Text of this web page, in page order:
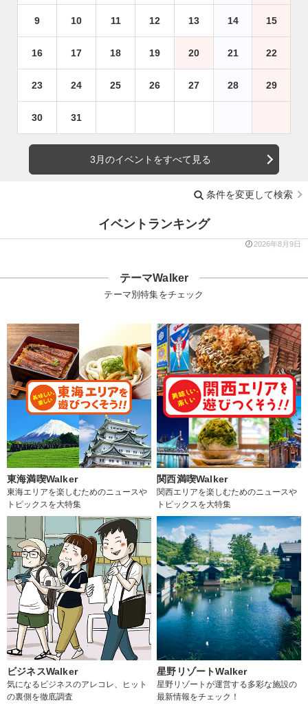
9 10 11 12 13 14 15
16 17 18 19 20 21 22
23 24 25 26 27 28 29
30 31
3月のイベントをすべて見る
条件を変更して検索
イベントランキング
2026年8月9日
テーマWalker
テーマ別特集をチェック
東海満喫Walker
東海エリアを楽しむためのニュースや
トピックスを大特集
関西満喫Walker
関西エリアを楽しむためのニュースや
トピックスを大特集
ビジネスWalker
気になるビジネスのアレコレ、ヒット
の裏側を徹底調査
星野リゾートWalker
星野リゾートが運営する多彩な施設の
最新情報をチェック！